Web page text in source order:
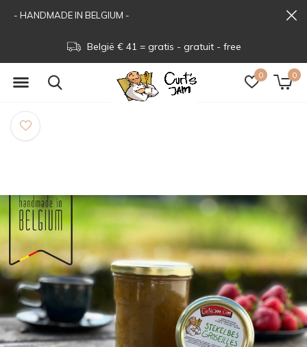
0 0
België € 41 = gratis - gratuit - free
- HANDMADE IN BELGIUM -